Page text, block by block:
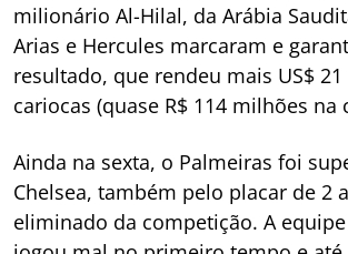
milionário Al-Hilal, da Arábia
Arias e Hercules marcaram e
resultado, que rendeu mais US$
cariocas (quase R$ 114 milhões na
Ainda na sexta, o Palmeiras foi
Chelsea, também pelo placar de 2
eliminado da competição. A